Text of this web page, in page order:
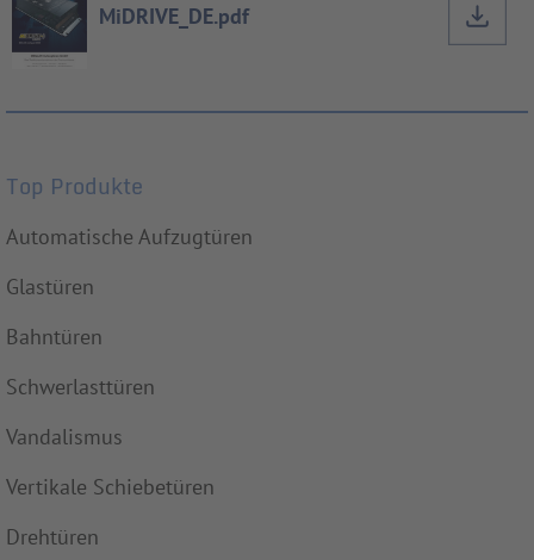
MiDRIVE_DE.pdf
Top Produkte
Automatische Aufzugtüren
Glastüren
Bahntüren
Schwerlasttüren
Vandalismus
Vertikale Schiebetüren
Drehtüren